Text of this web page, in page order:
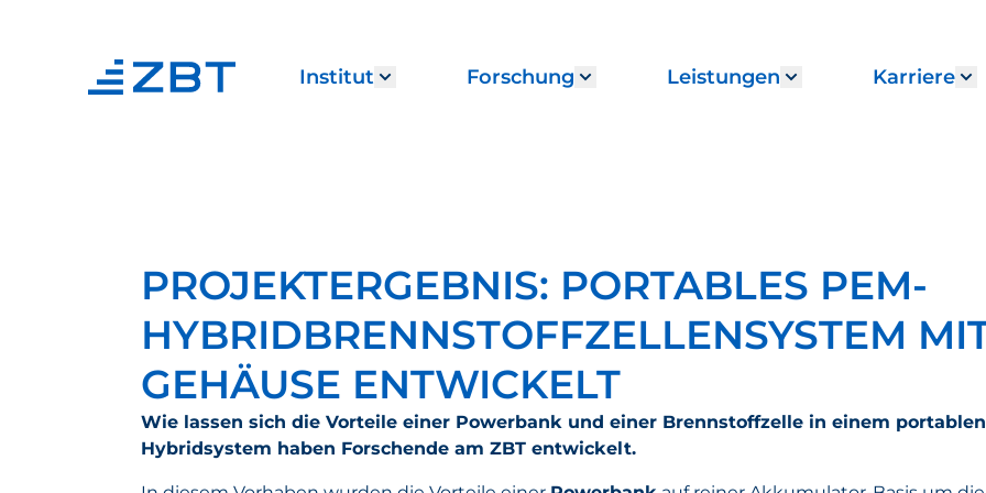
Institut Show submenu for "Institut"
Forschung Show submenu for "Forschung"
Leistungen Show submenu
Karriere
PROJEKTERGEBNIS: PORTABLES PEM-
HYBRIDBRENNSTOFFZELLENSYSTEM
GEHÄUSE ENTWICKELT
Wie lassen sich die Vorteile einer Powerbank und einer Brennstoffzelle in einem
Hybridsystem haben Forschende am ZBT entwickelt.